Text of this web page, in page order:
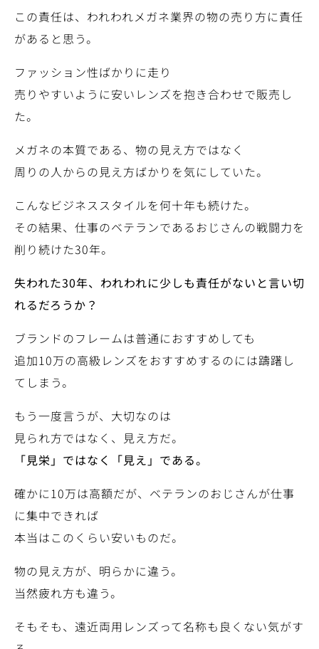
この責任は、われわれメガネ業界の物の売り方に責任
があると思う。
ファッション性ばかりに走り
売りやすいように安いレンズを抱き合わせで販売し
た。
メガネの本質である、物の見え方ではなく
周りの人からの見え方ばかりを気にしていた。
こんなビジネススタイルを何十年も続けた。
その結果、仕事のベテランであるおじさんの戦闘力を
削り続けた30年。
失われた30年、われわれに少しも責任がないと言い切
れるだろうか？
ブランドのフレームは普通におすすめしても
追加10万の高級レンズをおすすめするのには躊躇し
てしまう。
もう一度言うが、大切なのは
見られ方ではなく、見え方だ。
「見栄」ではなく「見え」である。
確かに10万は高額だが、ベテランのおじさんが仕事
に集中できれば
本当はこのくらい安いものだ。
物の見え方が、明らかに違う。
当然疲れ方も違う。
そもそも、遠近両用レンズって名称も良くない気がす